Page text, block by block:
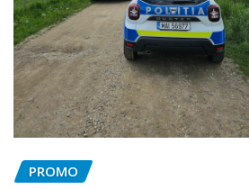
PROMO